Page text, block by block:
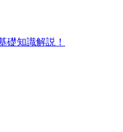
礎知識解説！